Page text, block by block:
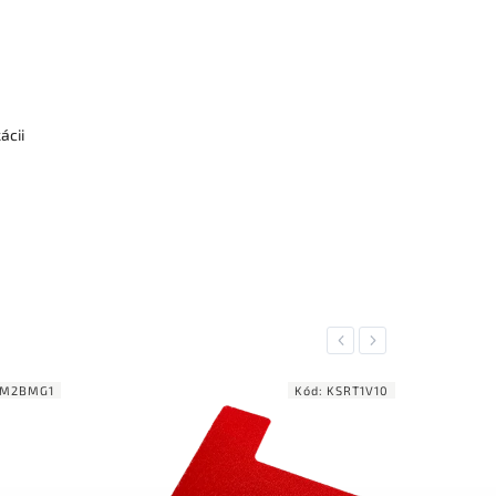
Previous
Kód: Kód:
Next